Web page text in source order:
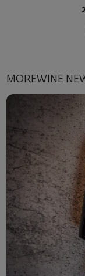
MOREWINE